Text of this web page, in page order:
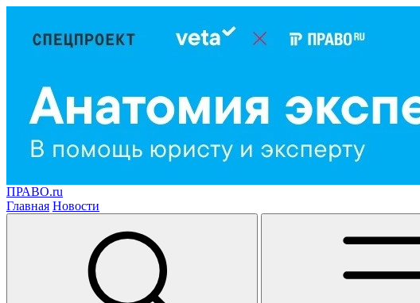
ПРАВО.ru
Главная Новости